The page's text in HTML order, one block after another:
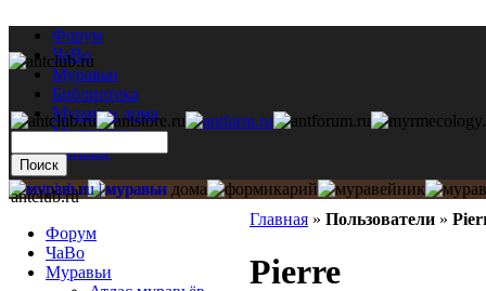
Форум
ЧаВо
Муравьи
Библиотека
Муравьи дома
Мастерская
Каталог
Главная » Пользователи »
Pierre
antclub.ru
Форум
ЧаВо
Муравьи